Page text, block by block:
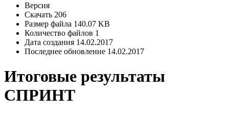
Версия
Скачать 206
Размер файла 140.07 KB
Количество файлов 1
Дата создания 14.02.2017
Последнее обновление 14.02.2017
Итоговые результаты
СПРИНТ